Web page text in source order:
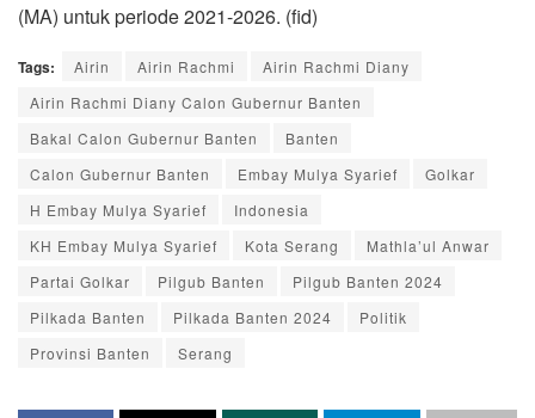
(MA) untuk periode 2021-2026. (fid)
Tags: Airin Airin Rachmi
Airin Rachmi Diany
Airin Rachmi Diany Calon Gubernur Banten
Bakal Calon Gubernur Banten
Banten
Calon Gubernur Banten
Embay Mulya Syarief
Golkar
H Embay Mulya Syarief
Indonesia
KH Embay Mulya Syarief
Kota Serang
Mathla’ul Anwar
Partai Golkar
Pilgub Banten
Pilgub Banten 2024
Pilkada Banten
Pilkada Banten 2024
Politik
Provinsi Banten
Serang